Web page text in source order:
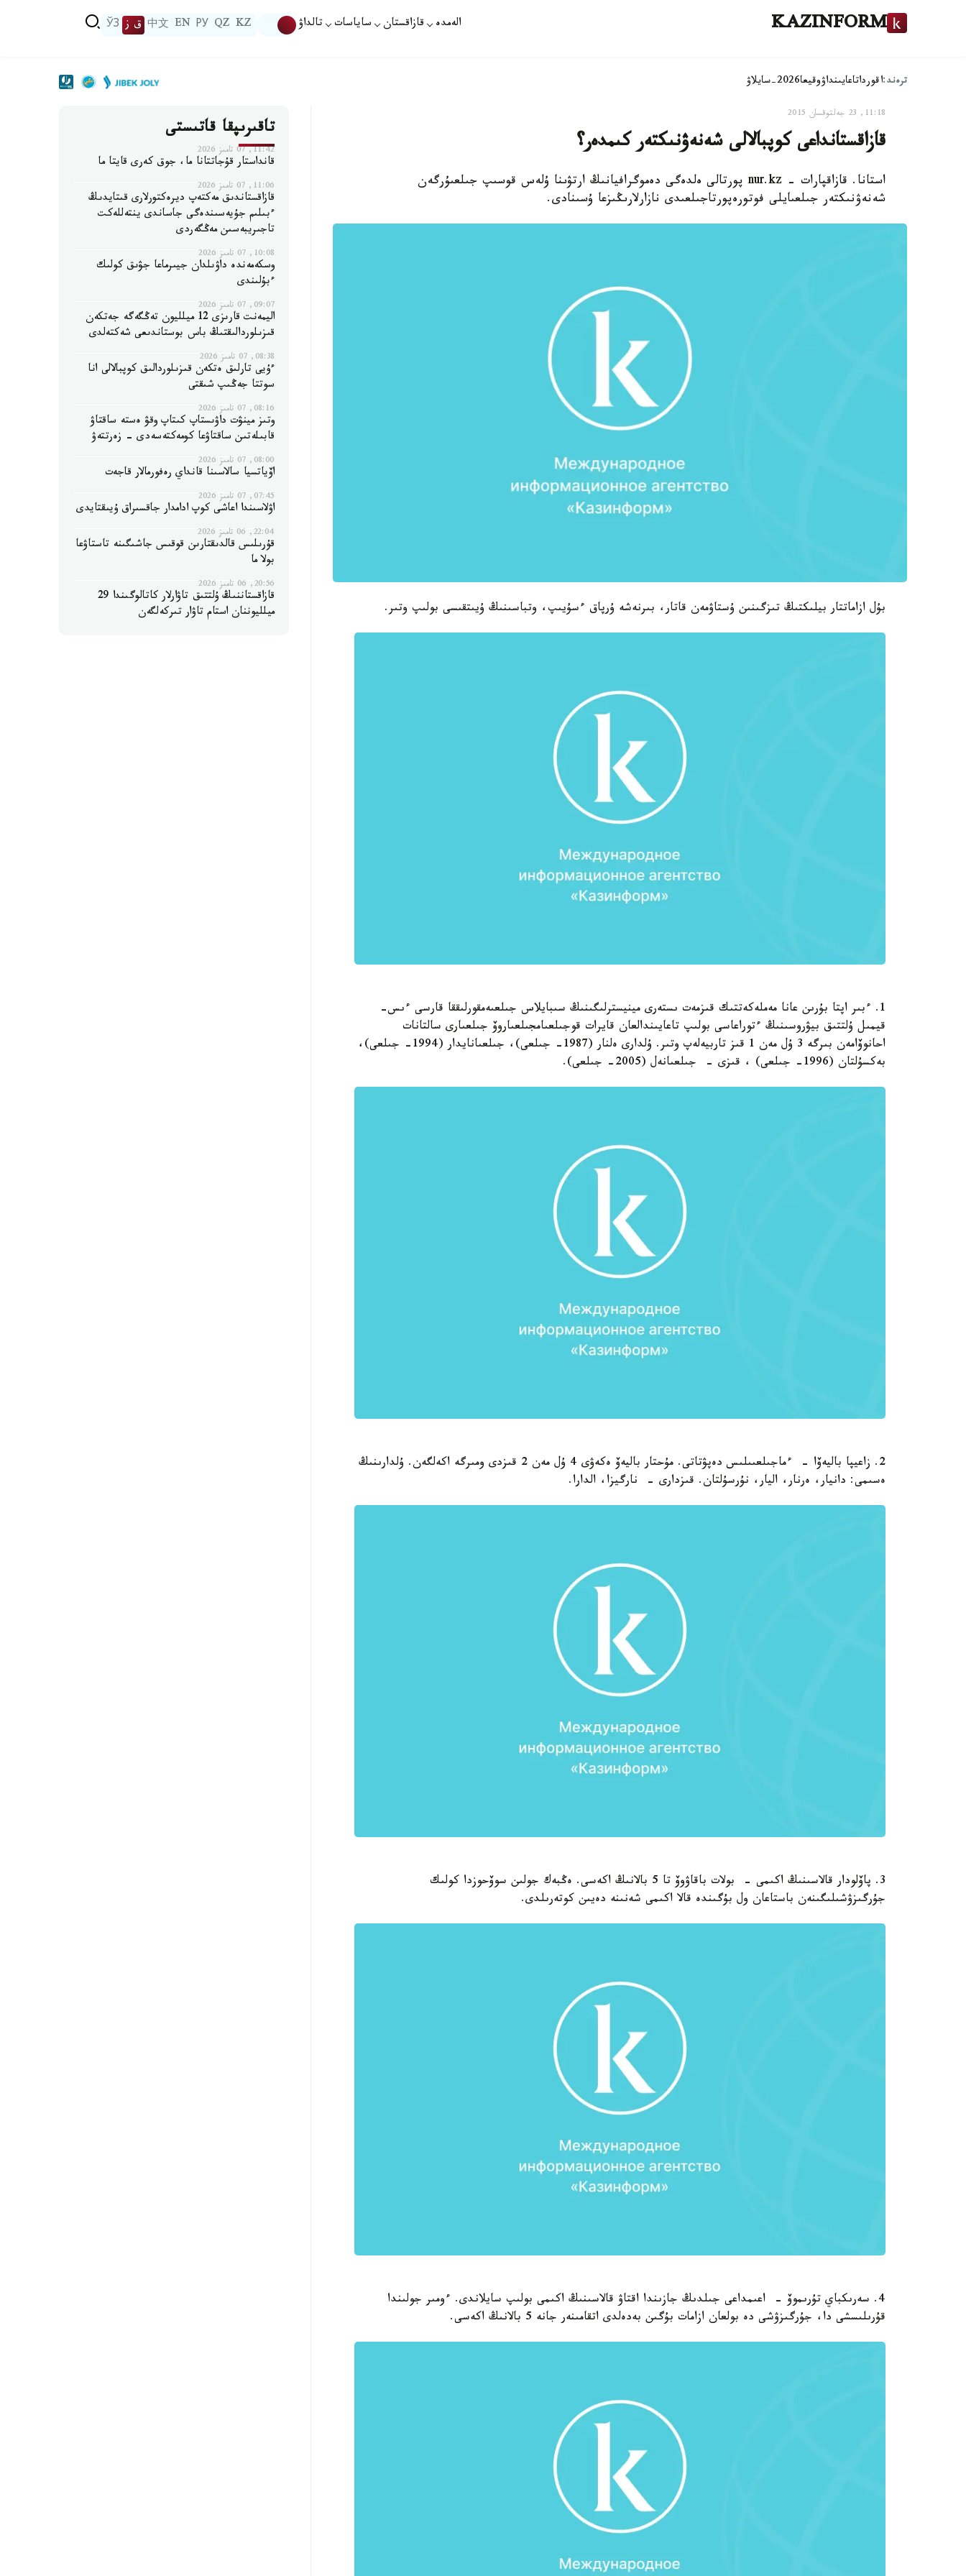
KAZINFORM الەمدە قازاقستان ساياسات تالداۋ KZ
QZ
РУ
EN
中文 ق ز ЎЗ
ترەند:اقورداتاعايىنداۋوقيعا2026-سايلاۋ
11:18, 23 جەلتوقسان 2015
قازاقستانداعى كوپبالالى شەنەۋنىكتەر كىمدەر؟
استانا. قازاقپارات - nur.kz پورتالى ەلدەگى دەموگرافيانىڭ ارتۋىنا ۇلەس قوسىپ جىلعىۇرگەن
شەنەۋنىكتەر جىلعىايلى فوتورەپورتاجىلعىدى نازارلارىڭىزعا ۇسىنادى.
بۇل ازاماتتار بيلىكتىڭ تىزگىنىن ۇستاۋمەن قاتار، بىرنەشە ۇرپاق ءسۇيىپ، وتباسىنىڭ ۇيىتقىسى بولىپ وتىر.
1. ءبىر اپتا بۇرىن عانا مەملەكەتتىك قىزمەت ىستەرى مينيسترلىگىنىڭ سىبايلاس جىلعىەمقورلىققا قارسى ءىس-
قيمىل ۇلتتىق بيۋروسىنىڭ ءتوراعاسى بولىپ تاعايىندالعان قايرات قوجىلعىامجىلعىاروۆ جىلعىارى سالتانات
احانوۆامەن بىرگە 3 ۇل مەن 1 قىز تاربيەلەپ وتىر. ۇلدارى ەلنار (1987- جىلعى)، جىلعىانايدار (1994- جىلعى)،
بەكسۇلتان (1996- جىلعى) ، قىزى - جىلعىانەل (2005- جىلعى).
2. زاعيپا باليەۆا - ءماجىلعىىلىس دەپۋتاتى. مۇحتار باليەۆ ەكەۋى 4 ۇل مەن 2 قىزدى ومىرگە اكەلگەن. ۇلدارىنىڭ
ەسىمى: دانيار، ەرنار، اليار، نۇرسۇلتان. قىزدارى - نارگيزا، الدارا.
3. پاۆلودار قالاسىنىڭ اكىمى - بولات باقاۋوۆ تا 5 بالانىڭ اكەسى. ەڭبەك جولىن سوۆحوزدا كولىك
جۇرگىزۋشىلىگىنەن باستاعان ول بۇگىندە قالا اكىمى شەنىنە دەيىن كوتەرىلدى.
4. سەرىكباي تۇرىموۆ - اعىمداعى جىلدىڭ جازىندا اقتاۋ قالاسىنىڭ اكىمى بولىپ سايلاندى. ءومىر جولىندا
قۇرىلىسشى دا، جۇرگىزۋشى دە بولعان ازامات بۇگىن بەدەلدى اتقامىنەر جانە 5 بالانىڭ اكەسى.
تاقىرىپقا قاتىستى
11:42, 07 تامىز 2026
قانداستار قۇجاتتانا ما، جوق كەرى قايتا ما
11:06, 07 تامىز 2026
قازاقستاندىق مەكتەپ ديرەكتورلارى قىتايدىڭ
ءبىلىم جۇيەسىندەگى جاساندى ينتەللەكت
تاجىريبەسىن مەڭگەردى
10:08, 07 تامىز 2026
وسكەمەندە داۋىلدان جيىرماعا جۋىق كولىك
ءبۇلىندى
09:07, 07 تامىز 2026
اليمەنت قارىزى 12 ميلليون تەڭگەگە جەتكەن
قىزىلوردالىقتىڭ باس بوستاندىعى شەكتەلدى
08:38, 07 تامىز 2026
ءۇيى تارلىق ەتكەن قىزىلوردالىق كوپبالالى انا
سوتتا جەڭىپ شىقتى
08:16, 07 تامىز 2026
وتىز مينۋت داۋىستاپ كىتاپ وقۋ ەستە ساقتاۋ
قابىلەتىن ساقتاۋعا كومەكتەسەدى - زەرتتەۋ
08:00, 07 تامىز 2026
اۆياتسيا سالاسىنا قانداي رەفورمالار قاجەت
07:45, 07 تامىز 2026
اۋلاسىندا اعاشى كوپ ادامدار جاقسىراق ۇيىقتايدى
22:04, 06 تامىز 2026
قۇرىلىس قالدىقتارىن قوقىس جاشىگىنە تاستاۋعا
بولا ما
20:56, 06 تامىز 2026
قازاقستاننىڭ ۇلتتىق تاۋارلار كاتالوگىندا 29
ميلليوننان استام تاۋار تىركەلگەن